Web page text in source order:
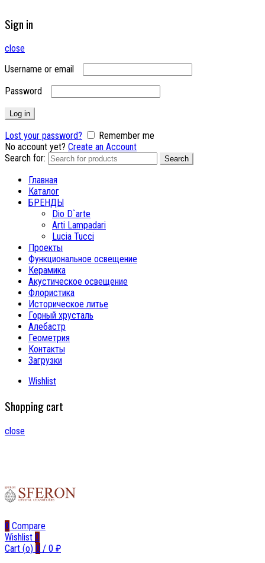
Sign in
close
Username or email
Password
Log in
Lost your password?
Remember me
No account yet? Create an Account
Search for:
Search
Главная
Каталог
БРЕНДЫ
Dio D`arte
Arti Lampadari
Lucia Tucci
Проекты
Функциональное освещение
Керамика
Акустическое освещение
Флористика
Историческое литье
Горный хрусталь
Алебастр
Геометрия
Контакты
Загрузки
Wishlist
Shopping cart
close
0 Compare
Wishlist 0
Cart (o) 0 / 0 ₽